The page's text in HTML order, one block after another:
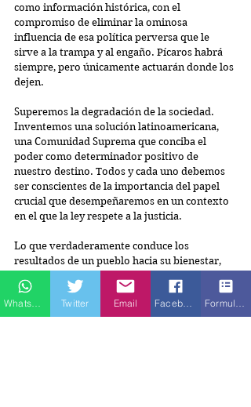
como información histórica, con el
compromiso de eliminar la ominosa
influencia de esa política perversa que le
sirve a la trampa y al engaño. Pícaros habrá
siempre, pero únicamente actuarán donde los
dejen.
Superemos la degradación de la sociedad.
Inventemos una solución latinoamericana,
una Comunidad Suprema que conciba el
poder como determinador positivo de
nuestro destino. Todos y cada uno debemos
ser conscientes de la importancia del papel
crucial que desempeñaremos en un contexto
en el que la ley respete a la justicia.
Lo que verdaderamente conduce los
resultados de un pueblo hacia su bienestar,
es la teoría, tendencia política, social o
económica con que se lo pretenda dirigir y
gobernar. No son los recursos naturales ni es
Twitter Email